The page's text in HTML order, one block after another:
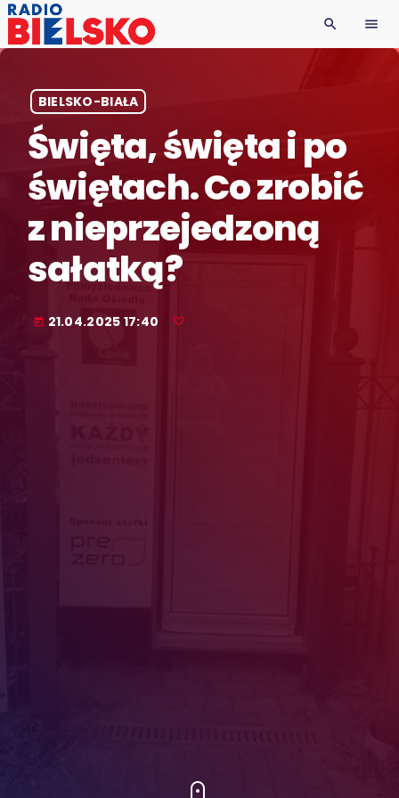
search menu
BIELSKO-BIAŁA
Święta, święta i po
świętach. Co zrobić
z nieprzejedzoną
sałatką?
today 21.04.2025 17:40